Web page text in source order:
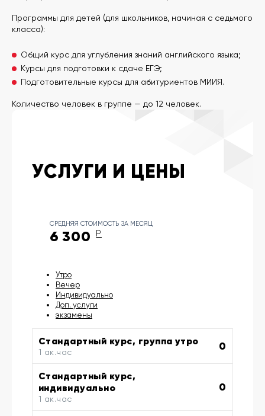
Программы для детей (для школьников, начиная с седьмого
класса):
Общий курс для углубления знаний английского языка;
Курсы для подготовки к сдаче ЕГЭ;
Подготовительные курсы для абитуриентов МИИЯ.
Количество человек в группе — до 12 человек.
УСЛУГИ И ЦЕНЫ
СРЕДНЯЯ СТОИМОСТЬ ЗА МЕСЯЦ
6 300 Р
Утро
Вечер
Индивидуально
Доп. услуги
экзамены
Стандартный курс, группа утро
1 ак.час 0
Стандартный курс,
индивидуально
1 ак.час
0